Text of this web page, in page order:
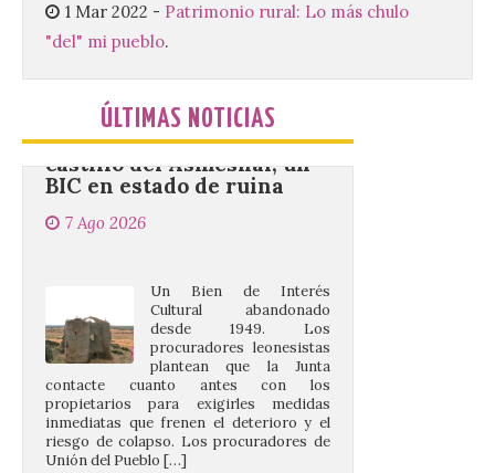
1 Mar 2022 - Patrimonio rural: Lo más chulo
"del" mi pueblo.
ÚLTIMAS NOTICIAS
castillo del Asmesnal, un
BIC en estado de ruina
7 Ago 2026
desde 1949. Los
procuradores leonesistas
plantean que la Junta
contacte cuanto antes con los
propietarios para exigirles medidas
inmediatas que frenen el deterioro y el
riesgo de colapso. Los procuradores de
Unión del Pueblo […]